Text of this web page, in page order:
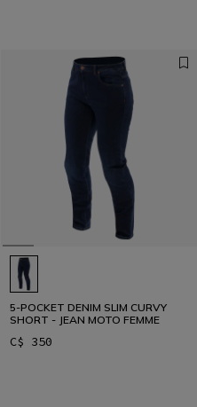
5-POCKET DENIM SLIM CURVY
SHORT - JEAN MOTO FEMME
C$ 350